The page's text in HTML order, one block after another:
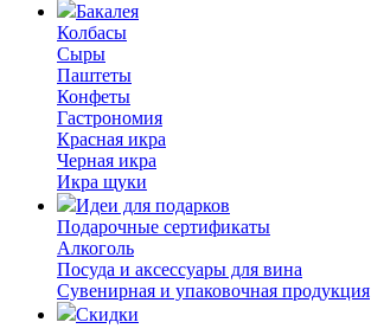
Бакалея
Колбасы
Сыры
Паштеты
Конфеты
Гастрономия
Красная икра
Черная икра
Икра щуки
Идеи для подарков
Подарочные сертификаты
Алкоголь
Посуда и аксессуары для вина
Сувенирная и упаковочная продукция
Скидки